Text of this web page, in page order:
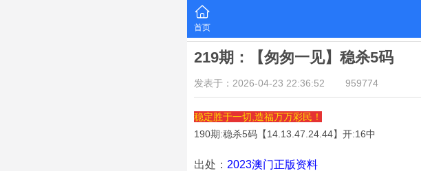
首页
219期：【匆匆一见】稳杀5码
发表于：2026-04-23 22:36:52 959774
稳定胜于一切,造福万万彩民！
190期:稳杀5码【14.13.47.24.44】开:16中
出处： 2023澳门正版资料